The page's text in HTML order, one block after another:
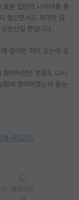
표본 집단의 나이대를 통
않으면서도 최대한 많
한선일 뿐입니다.
참여한 적이 있는데 또
여하셨던 분들도 다시
에 참여하였는지 묻는